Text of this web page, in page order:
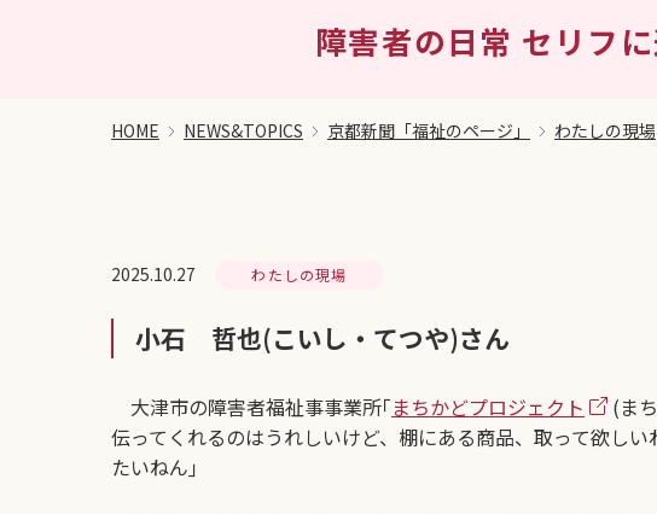
障害者の日常 セリフ
HOME NEWS&TOPICS 京都新聞「福祉のページ」 わたしの現場
2025.10.27 わたしの現場
小石 哲也(こいし・てつや)さん
大津市の障害者福祉事事業所｢まちかどプロジェクト
(ま
伝ってくれるのはうれしいけど、棚にある商品、取って欲し
たいねん｣